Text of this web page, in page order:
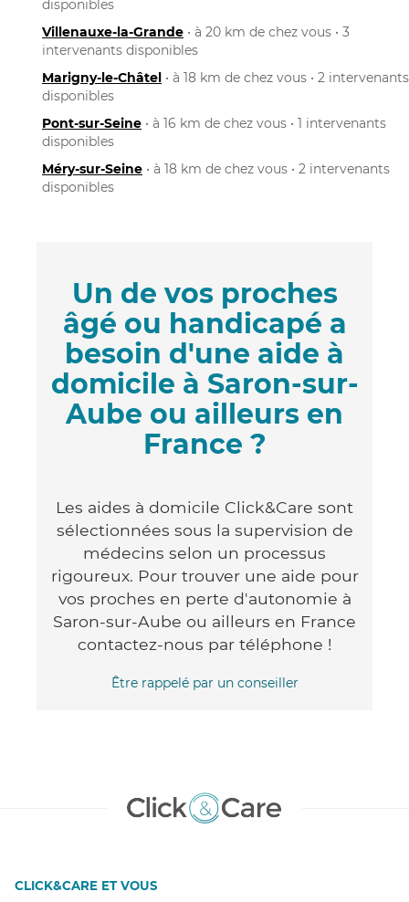
disponibles
Villenauxe-la-Grande • à 20 km de chez vous • 3
intervenants disponibles
Marigny-le-Châtel • à 18 km de chez vous • 2 intervenants
disponibles
Pont-sur-Seine • à 16 km de chez vous • 1 intervenants
disponibles
Méry-sur-Seine • à 18 km de chez vous • 2 intervenants
disponibles
Un de vos proches
âgé ou handicapé a
besoin d'une aide à
domicile à Saron-sur-
Aube ou ailleurs en
France ?
Les aides à domicile Click&Care sont
sélectionnées sous la supervision de
médecins selon un processus
rigoureux. Pour trouver une aide pour
vos proches en perte d'autonomie à
Saron-sur-Aube ou ailleurs en France
contactez-nous par téléphone !
Être rappelé par un conseiller
CLICK&CARE ET VOUS